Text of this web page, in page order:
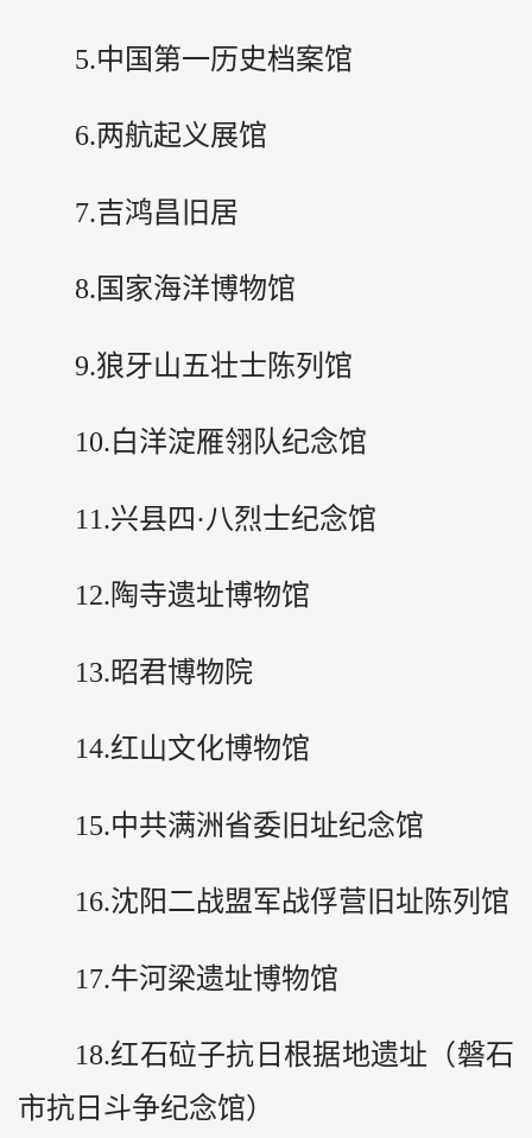
5.中国第一历史档案馆
6.两航起义展馆
7.吉鸿昌旧居
8.国家海洋博物馆
9.狼牙山五壮士陈列馆
10.白洋淀雁翎队纪念馆
11.兴县四·八烈士纪念馆
12.陶寺遗址博物馆
13.昭君博物院
14.红山文化博物馆
15.中共满洲省委旧址纪念馆
16.沈阳二战盟军战俘营旧址陈列馆
17.牛河梁遗址博物馆
18.红石砬子抗日根据地遗址（磐石
市抗日斗争纪念馆）